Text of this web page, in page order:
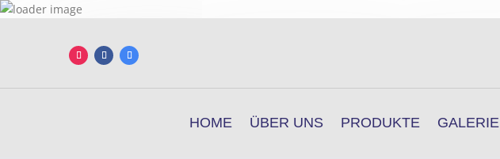
HOME ÜBER UNS PRODUKTE GALERIE